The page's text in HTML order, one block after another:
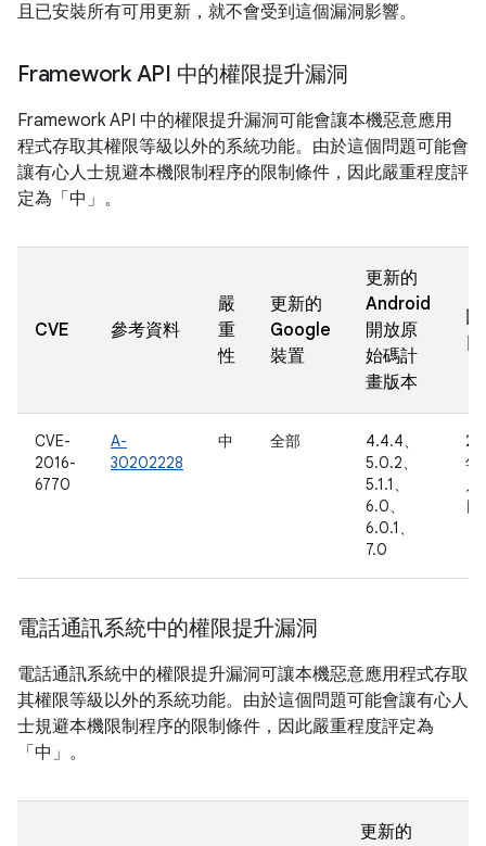
且已安裝所有可用更新，就不會受到這個漏洞影響。
Framework API 中的權限提升漏洞
Framework API 中的權限提升漏洞可能會讓本機惡意應用
程式存取其權限等級以外的系統功能。由於這個問題可能會
讓有心人士規避本機限制程序的限制條件，因此嚴重程度評
定為「中」。
CVE 參考資料
嚴
重
性
更新的
Google
裝置
更新的
Android
開放原
始碼計
畫版本
CVE-
2016-
6770
A-
30202228
中 全部
4.4.4、
5.0.2、
5.1.1、
6.0、
6.0.1、
7.0
年
月
日
電話通訊系統中的權限提升漏洞
電話通訊系統中的權限提升漏洞可讓本機惡意應用程式存取
其權限等級以外的系統功能。由於這個問題可能會讓有心人
士規避本機限制程序的限制條件，因此嚴重程度評定為
「中」。
更新的